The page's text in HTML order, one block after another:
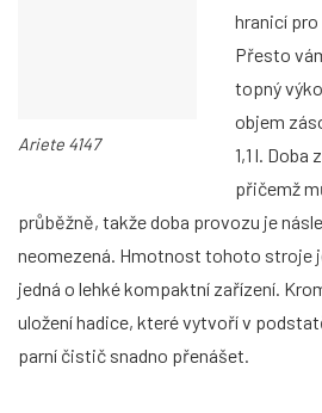
Ariete 4147
hranicí
Přesto
topný
objem
1,1 l. Doba
přičemž
průběžně, takže doba provozu je
neomezená. Hmotnost tohoto stroje
jedná o lehké kompaktní zařízení.
uložení hadice, které vytvoří v
parní čistič snadno přenášet.